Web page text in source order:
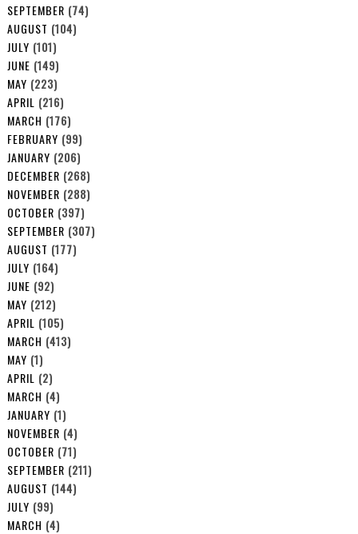
SEPTEMBER (74)
AUGUST (104)
JULY (101)
JUNE (149)
MAY (223)
APRIL (216)
MARCH (176)
FEBRUARY (99)
JANUARY (206)
DECEMBER (268)
NOVEMBER (288)
OCTOBER (397)
SEPTEMBER (307)
AUGUST (177)
JULY (164)
JUNE (92)
MAY (212)
APRIL (105)
MARCH (413)
MAY (1)
APRIL (2)
MARCH (4)
JANUARY (1)
NOVEMBER (4)
OCTOBER (71)
SEPTEMBER (211)
AUGUST (144)
JULY (99)
MARCH (4)